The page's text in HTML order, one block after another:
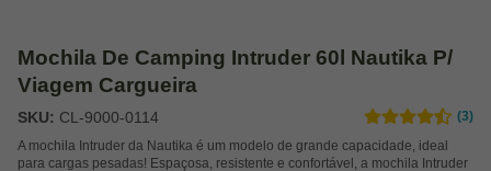
Mochila De Camping Intruder 60l Nautika P/
Viagem Cargueira
SKU: CL-9000-0114
(3)
A mochila Intruder da Nautika é um modelo de grande capacidade, ideal
para cargas pesadas! Espaçosa, resistente e confortável, a mochila Intruder